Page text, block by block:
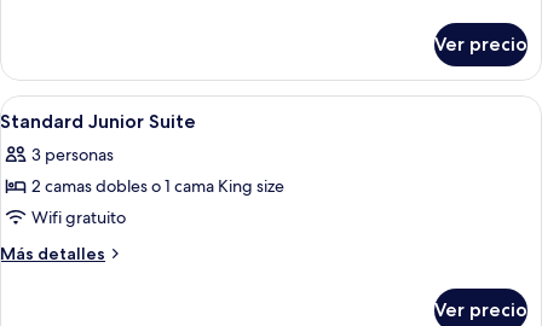
View
Suite
Garden
View
Ver precio
Abrir
todas
las
fotos
de
Standard
Una habitación de hotel moderna
2
Standard Junior Suite
3 personas
2 camas dobles o 1 cama King size
Wifi gratuito
Más detalles
Más
Ver precio